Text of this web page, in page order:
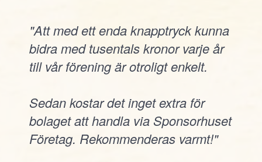
"Att med ett enda knapptryck kunna
bidra med tusentals kronor varje år
till vår förening är otroligt enkelt.
Sedan kostar det inget extra för
bolaget att handla via Sponsorhuset
Företag. Rekommenderas varmt!"